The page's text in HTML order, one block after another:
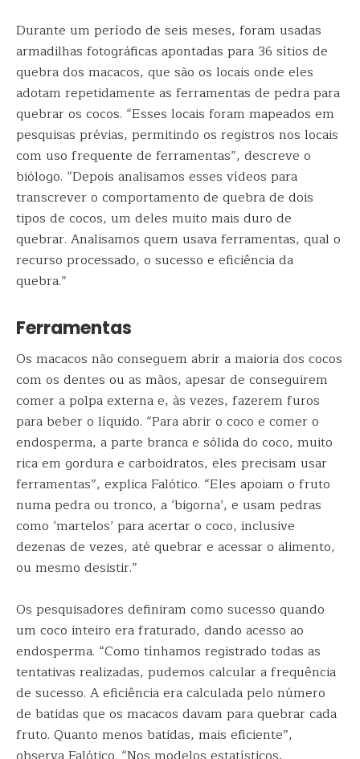
Durante um período de seis meses, foram usadas
armadilhas fotográficas apontadas para 36 sítios de
quebra dos macacos, que são os locais onde eles
adotam repetidamente as ferramentas de pedra para
quebrar os cocos. “Esses locais foram mapeados em
pesquisas prévias, permitindo os registros nos locais
com uso frequente de ferramentas”, descreve o
biólogo. “Depois analisamos esses vídeos para
transcrever o comportamento de quebra de dois
tipos de cocos, um deles muito mais duro de
quebrar. Analisamos quem usava ferramentas, qual o
recurso processado, o sucesso e eficiência da
quebra.”
Ferramentas
Os macacos não conseguem abrir a maioria dos cocos
com os dentes ou as mãos, apesar de conseguirem
comer a polpa externa e, às vezes, fazerem furos
para beber o líquido. “Para abrir o coco e comer o
endosperma, a parte branca e sólida do coco, muito
rica em gordura e carboidratos, eles precisam usar
ferramentas”, explica Falótico. “Eles apoiam o fruto
numa pedra ou tronco, a ‘bigorna’, e usam pedras
como ‘martelos’ para acertar o coco, inclusive
dezenas de vezes, até quebrar e acessar o alimento,
ou mesmo desistir.”
Os pesquisadores definiram como sucesso quando
um coco inteiro era fraturado, dando acesso ao
endosperma. “Como tínhamos registrado todas as
tentativas realizadas, pudemos calcular a frequência
de sucesso. A eficiência era calculada pelo número
de batidas que os macacos davam para quebrar cada
fruto. Quanto menos batidas, mais eficiente”,